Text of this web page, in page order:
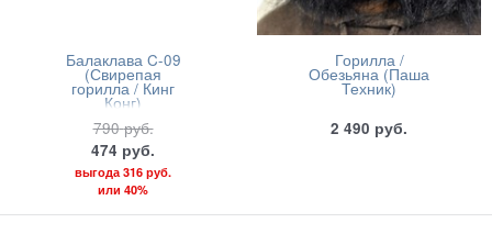
Балаклава C-09
(Свирепая
горилла / Кинг
Конг)
790 руб.
474 руб.
выгода316 руб.
или 40%
Горилла /
Обезьяна (Паша
Техник)
2 490 руб.